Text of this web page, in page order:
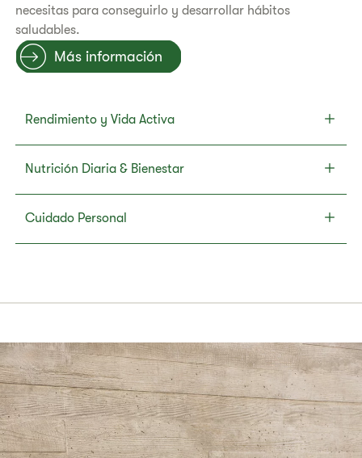
necesitas para conseguirlo y desarrollar hábitos
saludables.
Más información
Rendimiento y Vida Activa
Nutrición Diaria & Bienestar
Cuidado Personal